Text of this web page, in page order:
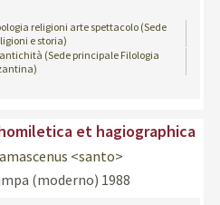
religioni arte spettacolo (Sede
e storia)
(Sede principale Filologia
et hagiographica
<santo>
(moderno) 1988